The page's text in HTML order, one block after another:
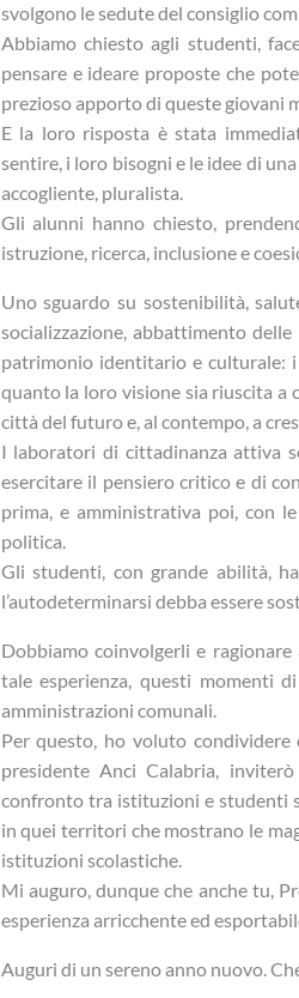
svolgono le sedute del consiglio
Abbiamo chiesto agli studenti,
pensare e ideare proposte che
prezioso apporto di queste giovani
E la loro risposta è stata
sentire, i loro bisogni e le idee di
accogliente, pluralista.
Gli alunni hanno chiesto,
istruzione, ricerca, inclusione e
Uno sguardo su sostenibilità,
socializzazione, abbattimento
patrimonio identitario e culturale:
quanto la loro visione sia riuscita a
città del futuro e, al contempo, a
I laboratori di cittadinanza attiva
esercitare il pensiero critico e di
prima, e amministrativa poi, con
politica.
Gli studenti, con grande abilità,
l’autodeterminarsi debba essere
Dobbiamo coinvolgerli e
tale esperienza, questi momenti
amministrazioni comunali.
Per questo, ho voluto
presidente Anci Calabria,
confronto tra istituzioni e studenti
in quei territori che mostrano le
istituzioni scolastiche.
Mi auguro, dunque che anche tu,
esperienza arricchente ed
Auguri di un sereno anno nuovo.